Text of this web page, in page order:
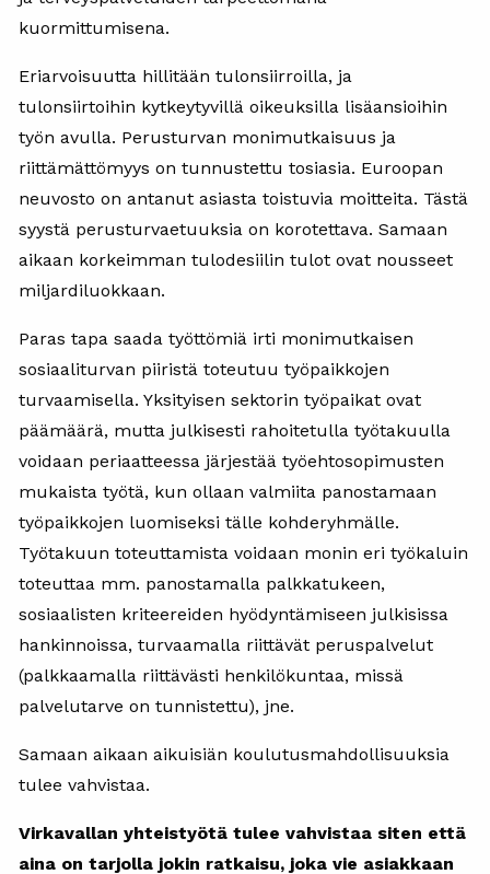
kuormittumisena.
Eriarvoisuutta hillitään tulonsiirroilla, ja
tulonsiirtoihin kytkeytyvillä oikeuksilla lisäansioihin
työn avulla. Perusturvan monimutkaisuus ja
riittämättömyys on tunnustettu tosiasia. Euroopan
neuvosto on antanut asiasta toistuvia moitteita. Tästä
syystä perusturvaetuuksia on korotettava. Samaan
aikaan korkeimman tulodesiilin tulot ovat nousseet
miljardiluokkaan.
Paras tapa saada työttömiä irti monimutkaisen
sosiaaliturvan piiristä toteutuu työpaikkojen
turvaamisella. Yksityisen sektorin työpaikat ovat
päämäärä, mutta julkisesti rahoitetulla työtakuulla
voidaan periaatteessa järjestää työehtosopimusten
mukaista työtä, kun ollaan valmiita panostamaan
työpaikkojen luomiseksi tälle kohderyhmälle.
Työtakuun toteuttamista voidaan monin eri työkaluin
toteuttaa mm. panostamalla palkkatukeen,
sosiaalisten kriteereiden hyödyntämiseen julkisissa
hankinnoissa, turvaamalla riittävät peruspalvelut
(palkkaamalla riittävästi henkilökuntaa, missä
palvelutarve on tunnistettu), jne.
Samaan aikaan aikuisiän koulutusmahdollisuuksia
tulee vahvistaa.
Virkavallan yhteistyötä tulee vahvistaa siten että
aina on tarjolla jokin ratkaisu, joka vie asiakkaan